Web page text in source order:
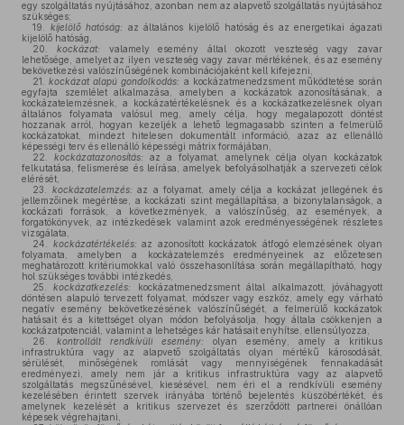
egy szolgáltatás nyújtásához, azonban nem az alapvető szolgáltatás nyújtásához
szükséges;
19.
kijelölő hatóság: az általános kijelölő hatóság és az energetikai ágazati
kijelölő hatóság,
20.
kockázat: valamely esemény által okozott veszteség vagy zavar
lehetősége, amelyet az ilyen veszteség vagy zavar mértékének, és az esemény
bekövetkezési valószínűségének kombinációjaként kell kifejezni,
21.
kockázat alapú gondolkodás: a kockázatmenedzsment működtetése során
egyfajta szemlélet alkalmazása, amelyben a kockázatok azonosításának, a
kockázatelemzésnek, a kockázatértékelésnek és a kockázatkezelésnek olyan
általános folyamata valósul meg, amely célja, hogy megalapozott döntést
hozzanak arról, hogyan kezeljék a lehető legmagasabb szinten a felmerülő
kockázatokat, mindezt hitelesen dokumentált információ, azaz az ellenálló
képességi terv és ellenálló képességi mátrix formájában,
22.
kockázatazonosítás: az a folyamat, amelynek célja olyan kockázatok
felkutatása, felismerése és leírása, amelyek befolyásolhatják a szervezeti célok
elérését,
23.
kockázatelemzés: az a folyamat, amely célja a kockázat jellegének és
jellemzőinek megértése, a kockázati szint megállapítása, a bizonytalanságok, a
kockázati források, a következmények, a valószínűség, az események, a
forgatókönyvek, az intézkedések valamint azok eredményességének részletes
vizsgálata,
24.
kockázatértékelés: az azonosított kockázatok átfogó elemzésének olyan
folyamata, amelyben a kockázatelemzés eredményeinek az előzetesen
meghatározott kritériumokkal való összehasonlítása során megállapítható, hogy
hol szükséges további intézkedés,
25.
kockázatkezelés:
kockázatmenedzsment által alkalmazott, jóváhagyott
döntésen alapuló tervezett folyamat, módszer vagy eszköz, amely egy várható
negatív esemény bekövetkezésének valószínűségét, a felmerülő kockázatok
hatásait és a kitettséget olyan módon befolyásolja, hogy általa csökkenjen a
kockázatpotenciál, valamint a lehetséges kár hatásait enyhítse, ellensúlyozza,
26.
kontrollált rendkívüli esemény: olyan esemény, amely a kritikus
infrastruktúra vagy az alapvető szolgáltatás olyan mértékű károsodását,
sérülését, minőségének romlását vagy mennyiségének fennakadását
eredményezi, amely nem jár a kritikus infrastruktúra vagy az alapvető
szolgáltatás megszűnésével, kiesésével, nem éri el a rendkívüli esemény
kezelésében érintett szervek irányába történő bejelentés küszöbértékét, és
amelynek kezelését a kritikus szervezet és szerződött partnerei önállóan
képesek végrehajtani,